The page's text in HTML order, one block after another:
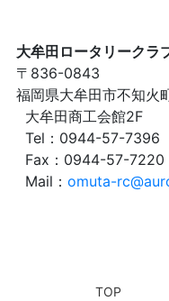
大牟田ロータリークラ
〒836-0843
福岡県大牟田市不知火
大牟田商工会館2F
Tel：0944-57-7396
Fax：0944-57-7220
Mail：omuta-
TOP